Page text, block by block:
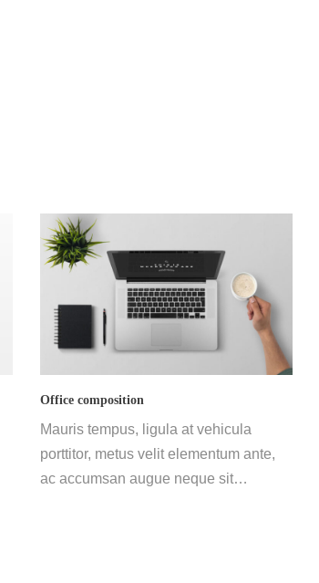
Office composition
Mauris tempus, ligula at vehicula
porttitor, metus velit elementum ante,
ac accumsan augue neque sit…